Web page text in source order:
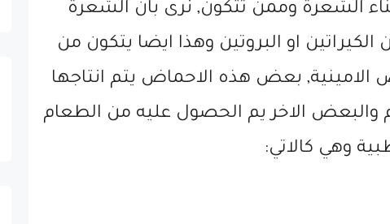
الشعرة وممن تتكون, نرى بان الشعرة
بنسبة ٨٨٪ من الكيراتين او البروتين وهذا ايضا يتكون من
بعض هذه الاحماض يتم انتاجها
والبعض الاخر يم الحصول عليه من الطعام
وهي كالاتي: